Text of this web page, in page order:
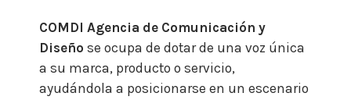
COMDI Agencia de Comunicación y
Diseño se ocupa de dotar de una voz única
a su marca, producto o servicio,
ayudándola a posicionarse en un escenario